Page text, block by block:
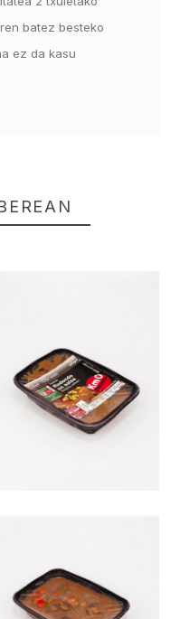
batez besteko
ez da kasu